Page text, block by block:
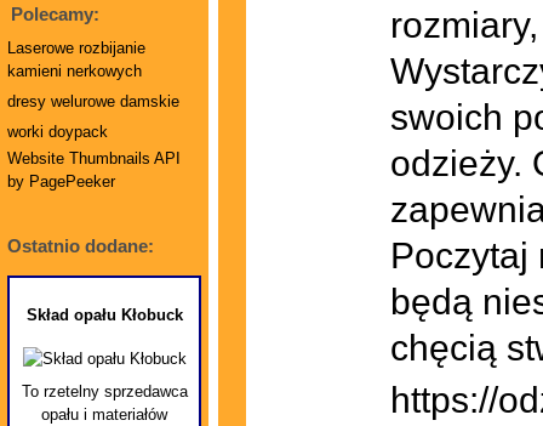
Polecamy:
Laserowe rozbijanie
kamieni nerkowych
dresy welurowe damskie
worki doypack
Website Thumbnails API
by PagePeeker
Ostatnio dodane:
Skład opału Kłobuck
To rzetelny sprzedawca
opału i materiałów
swoich
odzieży.
Poczytaj
będą
chęcią
https://